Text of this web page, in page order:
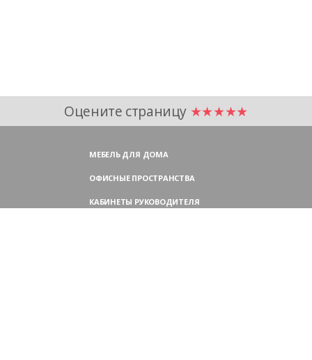
Оцените страницу ★★★★★
МЕБЕЛЬ ДЛЯ ДОМА
ОФИСНЫЕ ПРОСТРАНСТВА
КАБИНЕТЫ РУКОВОДИТЕЛЯ